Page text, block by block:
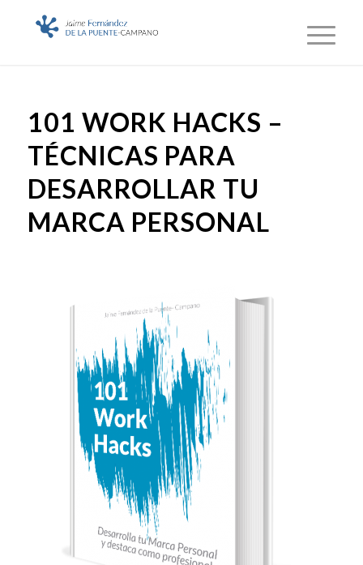
101 WORK HACKS –
TÉCNICAS PARA
DESARROLLAR TU
MARCA PERSONAL